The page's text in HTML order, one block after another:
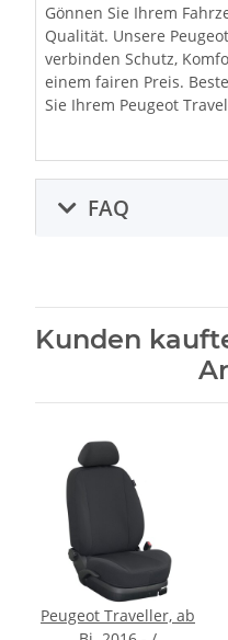
Gönnen Sie Ihrem
Qualität. Unsere
verbinden Schutz,
einem fairen Preis.
Sie Ihrem Peugeot
FAQ
Kunden
Peugeot Traveller, ab